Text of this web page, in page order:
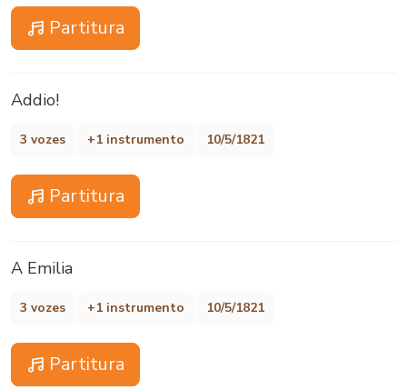
Partitura
Addio!
3 vozes +1 instrumento 10/5/1821
Partitura
A Emilia
3 vozes +1 instrumento 10/5/1821
Partitura